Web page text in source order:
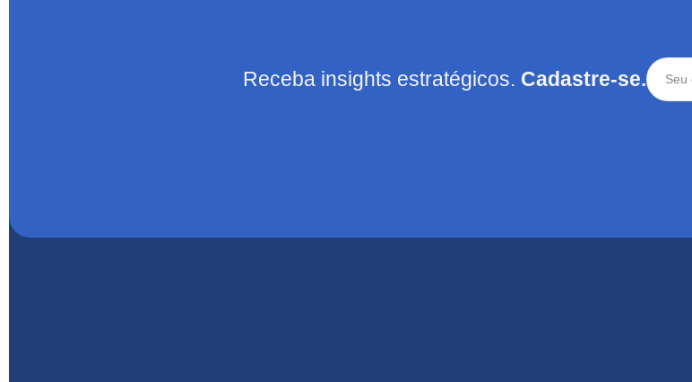
Receba insights estratégicos. Cadastre-se.